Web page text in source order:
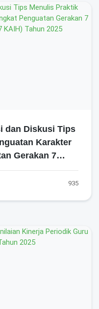
dan Diskusi Tips
Karakter
Gerakan 7
Hebat (7 KAIH)
935